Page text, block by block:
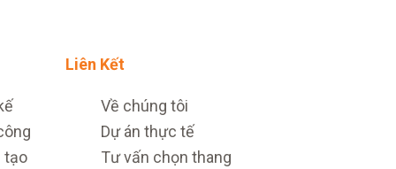
tạo
Liên Kết
Về chúng tôi
Dự án thực tế
Tư vấn chọn thang